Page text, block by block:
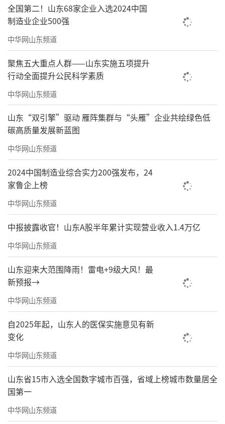
（文/文化视界）
作品欣赏
全国第二！山东68家企业入选2024中国
制造业企业500强
中华网山东频道
聚焦五大重点人群——山东实施五项提升
行动全面提升公民科学素质
中华网山东频道
山东“双引擎”驱动 雁阵集群与“头雁”企业共绘绿色低
碳高质量发展新蓝图
中华网山东频道
2024中国制造业综合实力200强发布，24
家鲁企上榜
中华网山东频道
中报披露收官！山东A股半年累计实现营业收入1.4万亿
中华网山东频道
山东迎来大范围降雨！雷电+9级大风！最
新预报→
中华网山东频道
自2025年起，山东人的医保实施意见有新
变化
中华网山东频道
山东省15市入选全国数字城市百强，省域上榜城市数量居全
国第一
中华网山东频道